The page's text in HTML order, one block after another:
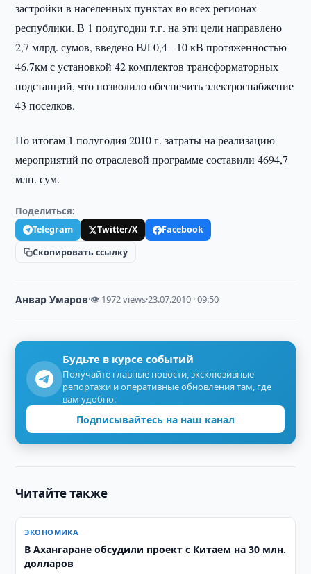
застройки в населенных пунктах во всех регионах
республики. В 1 полугодии т.г. на эти цели направлено
2,7 млрд. сумов, введено ВЛ 0,4 - 10 кВ протяженностью
46.7км с установкой 42 комплектов трансформаторных
подстанций, что позволило обеспечить электроснабжение
43 поселков.
По итогам 1 полугодия 2010 г. затраты на реализацию
мероприятий по отраслевой программе составили 4694,7
млн. сум.
Поделиться:
Telegram Twitter/X
Facebook
Скопировать ссылку
Анвар Умаров·👁 1972 views·23.07.2010 · 09:50
Будьте в курсе событий
Получайте главные новости, эксклюзивные
репортажи и оперативные обновления там, где
вам удобно.
Подписывайтесь на наш канал
Читайте также
ЭКОНОМИКА
В Ахангаране обсудили проект с Китаем на 30 млн.
долларов